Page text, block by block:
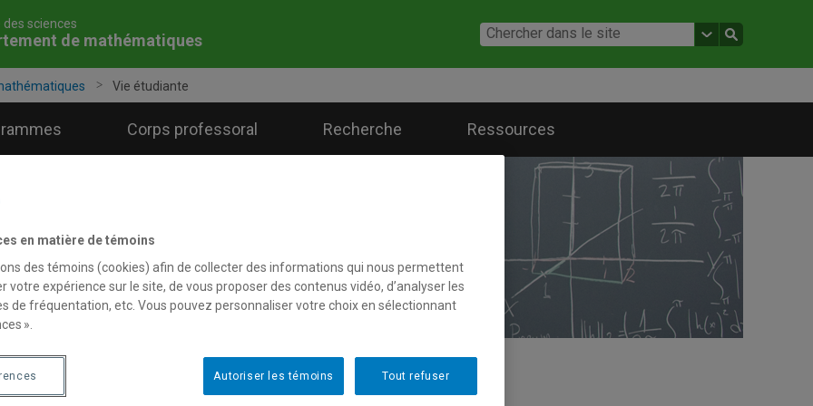
des sciences
de mathématiques
Vie étudiante
Corps professoral Recherche Ressources
en matière de témoins
des témoins (cookies) afin de collecter des informations qui nous permettent
votre expérience sur le site, de vous proposer des contenus vidéo, d’analyser les
de fréquentation, etc. Vous pouvez personnaliser votre choix en sélectionnant
».
Tout refuser
Autoriser les témoins